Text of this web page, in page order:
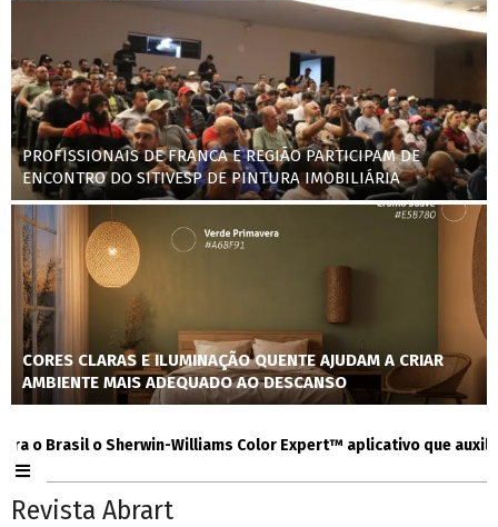
PROFISSIONAIS DE FRANCA E REGIÃO PARTICIPAM DE
ENCONTRO DO SITIVESP DE PINTURA IMOBILIÁRIA
CORES CLARAS E ILUMINAÇÃO QUENTE AJUDAM A CRIAR
AMBIENTE MAIS ADEQUADO AO DESCANSO
o Sherwin-Williams Color Expert™ aplicativo que auxilia
Revista Abrart